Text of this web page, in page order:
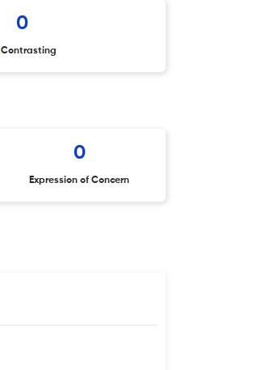
0
Contrasting
0
Expression of Concern